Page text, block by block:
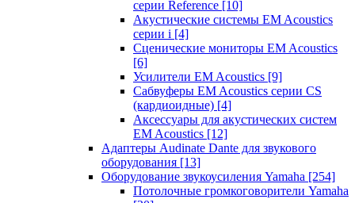
серии Reference [10]
Акустические системы EM Acoustics
серии i [4]
Сценические мониторы EM Acoustics
[6]
Усилители EM Acoustics [9]
Сабвуферы EM Acoustics серии CS
(кардиоидные) [4]
Аксессуары для акустических систем
EM Acoustics [12]
Адаптеры Audinate Dante для звукового
оборудования [13]
Оборудование звукоусиления Yamaha [254]
Потолочные громкоговорители Yamaha